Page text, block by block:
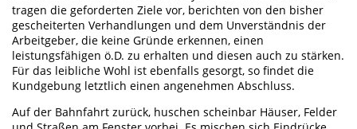
tragen die geforderten Ziele vor, berichten von den bisher
gescheiterten Verhandlungen und dem Unverständnis der
Arbeitgeber, die keine Gründe erkennen, einen
leistungsfähigen ö.D. zu erhalten und diesen auch zu stärken.
Für das leibliche Wohl ist ebenfalls gesorgt, so findet die
Kundgebung letztlich einen angenehmen Abschluss.
Auf der Bahnfahrt zurück, huschen scheinbar Häuser, Felder